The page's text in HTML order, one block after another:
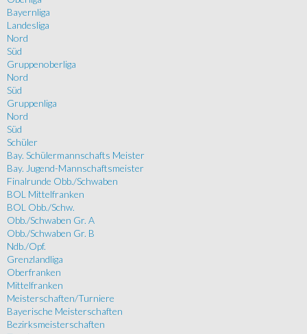
Bayernliga
Landesliga
Nord
Süd
Gruppenoberliga
Nord
Süd
Gruppenliga
Nord
Süd
Schüler
Bay. Schülermannschafts Meister
Bay. Jugend-Mannschaftsmeister
Finalrunde Obb./Schwaben
BOL Mittelfranken
BOL Obb./Schw.
Obb./Schwaben Gr. A
Obb./Schwaben Gr. B
Ndb./Opf.
Grenzlandliga
Oberfranken
Mittelfranken
Meisterschaften/Turniere
Bayerische Meisterschaften
Bezirksmeisterschaften